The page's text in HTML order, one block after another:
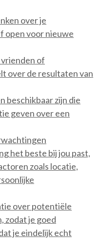
over je
open voor nieuwe
vrienden of
over de resultaten van
beschikbaar zijn die
geven over een
het beste bij jou past,
zoals locatie,
over potentiële
zodat je goed
je eindelijk echt